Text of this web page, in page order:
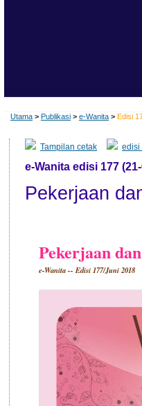
Utama > Publikasi > e-Wanita > Edisi
Tampilan cetak edisi
e-Wanita edisi 177
Pekerjaan
Pekerjaan
e-Wanita -- Edisi 177/Juni 2018